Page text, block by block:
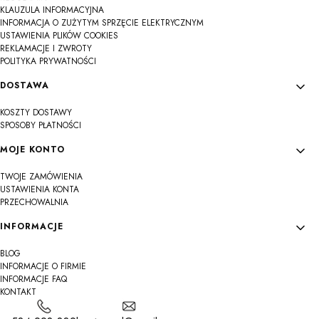
KLAUZULA INFORMACYJNA
INFORMACJA O ZUŻYTYM SPRZĘCIE ELEKTRYCZNYM
USTAWIENIA PLIKÓW COOKIES
REKLAMACJE I ZWROTY
POLITYKA PRYWATNOŚCI
DOSTAWA
KOSZTY DOSTAWY
SPOSOBY PŁATNOŚCI
MOJE KONTO
TWOJE ZAMÓWIENIA
USTAWIENIA KONTA
PRZECHOWALNIA
INFORMACJE
BLOG
INFORMACJE O FIRMIE
INFORMACJE FAQ
KONTAKT